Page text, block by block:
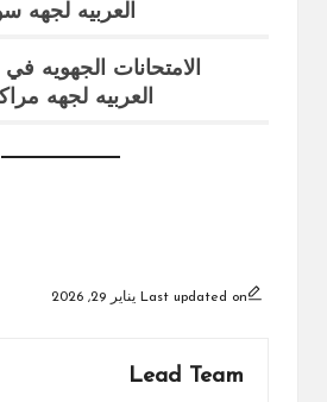
العربيه
الامتحانات الجهويه في
العربيه لجهه
Last updated on يناير 29, 2026
Lead Team